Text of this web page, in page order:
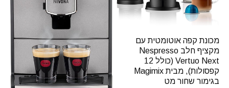
מכונת קפה אוטומטית עם
מקציף חלב Nespresso
Vertuo Next (כולל 12
קפסולות), מבית Magimix
בגימור שחור מט